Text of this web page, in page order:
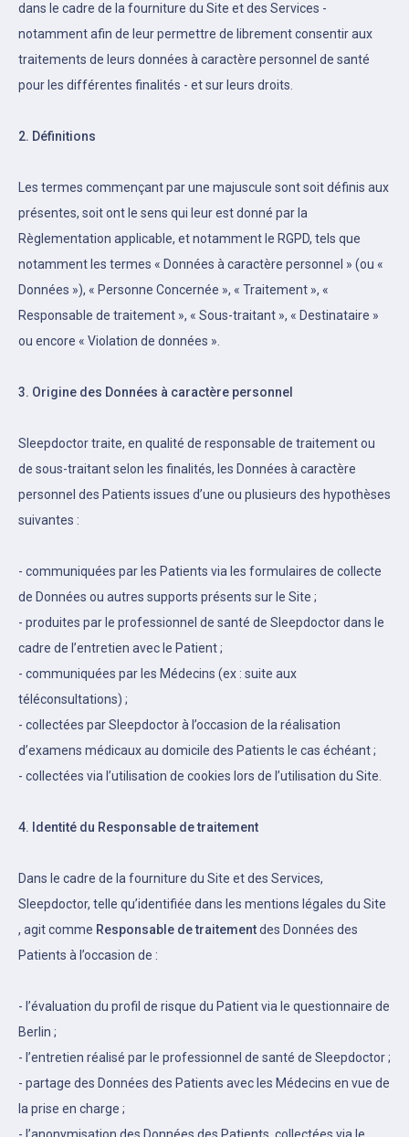
dans le cadre de la fourniture du Site et des Services -
notamment afin de leur permettre de librement consentir aux
traitements de leurs données à caractère personnel de santé
pour les différentes finalités - et sur leurs droits.
2. Définitions
Les termes commençant par une majuscule sont soit définis aux
présentes, soit ont le sens qui leur est donné par la
Règlementation applicable, et notamment le RGPD, tels que
notamment les termes « Données à caractère personnel » (ou «
Données »), « Personne Concernée », « Traitement », «
Responsable de traitement », « Sous-traitant », « Destinataire »
ou encore « Violation de données ».
3. Origine des Données à caractère personnel
Sleepdoctor traite, en qualité de responsable de traitement ou
de sous-traitant selon les finalités, les Données à caractère
personnel des Patients issues d’une ou plusieurs des hypothèses
suivantes :
- communiquées par les Patients via les formulaires de collecte
de Données ou autres supports présents sur le Site ;
- produites par le professionnel de santé de Sleepdoctor dans le
cadre de l’entretien avec le Patient ;
- communiquées par les Médecins (ex : suite aux
téléconsultations) ;
- collectées par Sleepdoctor à l’occasion de la réalisation
d’examens médicaux au domicile des Patients le cas échéant ;
- collectées via l’utilisation de cookies lors de l’utilisation du Site.
4. Identité du Responsable de traitement
Dans le cadre de la fourniture du Site et des Services,
Sleepdoctor, telle qu’identifiée dans les mentions légales du Site
, agit comme Responsable de traitementdes Données des
Patients à l’occasion de :
- l’évaluation du profil de risque du Patient via le questionnaire de
Berlin ;
- l’entretien réalisé par le professionnel de santé de Sleepdoctor ;
- partage des Données des Patients avec les Médecins en vue de
la prise en charge ;